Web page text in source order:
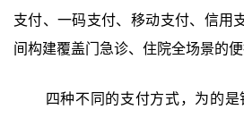
支付、一码支付、移动支付、信用
间构建覆盖门急诊、住院全场景的便
四种不同的支付方式，为的